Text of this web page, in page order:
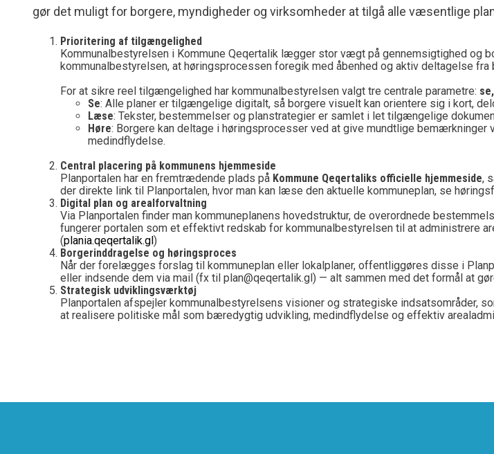
gør det muligt for borgere, myndigheder og virksomheder at tilgå alle væsentlige
Prioritering af tilgængelighed
Kommunalbestyrelsen i Kommune Qeqertalik lægger stor vægt på gennemsigtighed og
kommunalbestyrelsen, at høringsprocessen foregik med åbenhed og aktiv deltagelse fra
For at sikre reel tilgængelighed har kommunalbestyrelsen valgt tre centrale parametre:
Se: Alle planer er tilgængelige digitalt, så borgere visuelt kan orientere sig i kort,
Læse: Tekster, bestemmelser og planstrategier er samlet i let tilgængelige
Høre: Borgere kan deltage i høringsprocesser ved at give mundtlige
medindflydelse.
Central placering på kommunens hjemmeside
Planportalen har en fremtrædende plads på Kommune Qeqertaliks officielle hjemmeside,
der direkte link til Planportalen, hvor man kan læse den aktuelle kommuneplan, se
Digital plan og arealforvaltning
Via Planportalen finder man kommuneplanens hovedstruktur, de overordnede
fungerer portalen som et effektivt redskab for kommunalbestyrelsen til at administrere
(plania.qeqertalik.gl)
Borgerinddragelse og høringsproces
Når der forelægges forslag til kommuneplan eller lokalplaner, offentliggøres disse i
eller indsende dem via mail (fx til plan@qeqertalik.gl) — alt sammen med det formål at
Strategisk udviklingsværktøj
Planportalen afspejler kommunalbestyrelsens visioner og strategiske indsatsområder,
at realisere politiske mål som bæredygtig udvikling, medindflydelse og effektiv